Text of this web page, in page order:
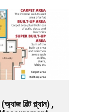
বিল্ট প্ল্যান) ,